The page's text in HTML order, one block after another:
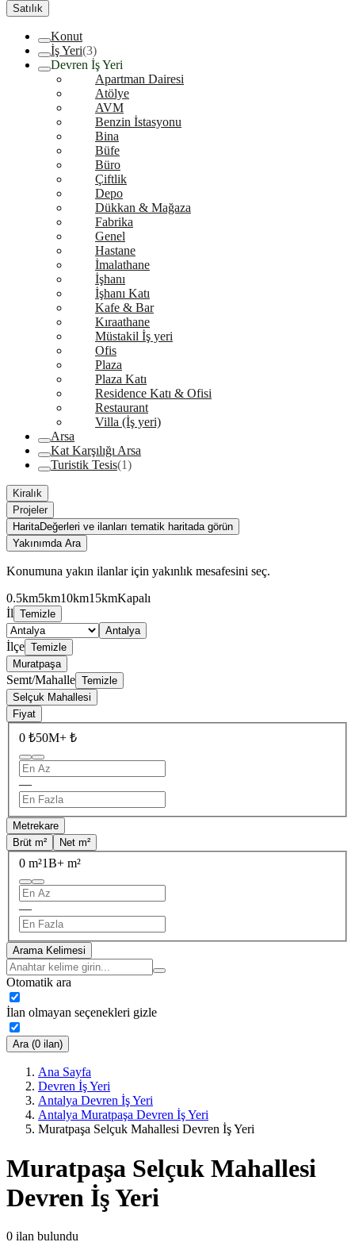
Satılık
Konut
İş Yeri(3)
Devren İş Yeri
Apartman Dairesi
Atölye
AVM
Benzin İstasyonu
Bina
Büfe
Büro
Çiftlik
Depo
Dükkan & Mağaza
Fabrika
Genel
Hastane
İmalathane
İşhanı
İşhanı Katı
Kafe & Bar
Kıraathane
Müstakil İş yeri
Ofis
Plaza
Plaza Katı
Residence Katı & Ofisi
Restaurant
Villa (İş yeri)
Arsa
Kat Karşılığı Arsa
Turistik Tesis(1)
Kiralık
Projeler
HaritaDeğerleri ve ilanları tematik haritada görün
Yakınımda Ara
Konumuna yakın ilanlar için yakınlık mesafesini seç.
0.5km5km10km15kmKapalı
İl Temizle
Antalya
İlçe Temizle
Muratpaşa
Semt/Mahalle Temizle
Selçuk Mahallesi
Fiyat
0 ₺50M+ ₺
—
Metrekare
Brüt m²
Net m²
0 m²1B+ m²
—
Arama Kelimesi
Otomatik ara
İlan olmayan seçenekleri gizle
Ara (0 ilan)
Ana Sayfa
Devren İş Yeri
Antalya Devren İş Yeri
Antalya Muratpaşa Devren İş Yeri
Muratpaşa Selçuk Mahallesi Devren İş Yeri
Muratpaşa Selçuk Mahallesi
Devren İş Yeri
0 ilan bulundu